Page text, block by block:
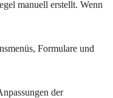
manuell erstellt. Wenn
Formulare und
der